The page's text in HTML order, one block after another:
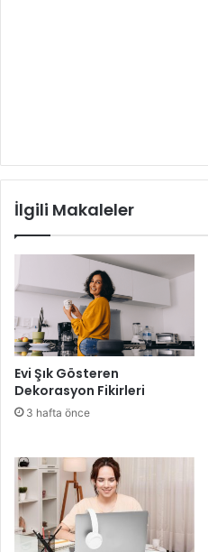
İlgili Makaleler
Evi Şık Gösteren
Dekorasyon Fikirleri
3 hafta önce